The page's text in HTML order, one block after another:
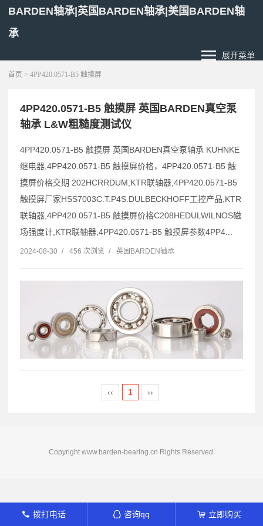
BARDEN轴承|英国BARDEN轴承|美国BARDEN轴
承
展开菜单
首页 > 4PP420.0571-B5 触摸屏
4PP420.0571-B5 触摸屏 英国BARDEN真空泵
轴承 L&W粗糙度测试仪
4PP420.0571-B5 触摸屏 英国BARDEN真空泵轴承 KUHNKE
继电器,4PP420.0571-B5 触摸屏价格，4PP420.0571-B5 触
摸屏价格交期 202HCRRDUM,KTR联轴器,4PP420.0571-B5
触摸屏厂家HSS7003C.T.P4S.DULBECKHOFF工控产品,KTR
联轴器,4PP420.0571-B5 触摸屏价格C208HEDULWILNOS磁
场强度计,KTR联轴器,4PP420.0571-B5 触摸屏参数4PP4...
2024-08-30 / 456 次浏览 / 英国BARDEN轴承
‹‹ 1 ››
Copyright www.barden-bearing.cn Rights Reserved.
󦁁 拨打电话 󦊱 咨询qq 󦞡 立即购买